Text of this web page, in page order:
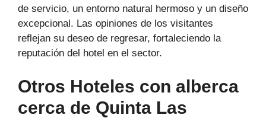
de servicio, un entorno natural hermoso y un diseño
excepcional. Las opiniones de los visitantes
reflejan su deseo de regresar, fortaleciendo la
reputación del hotel en el sector.
Otros Hoteles con alberca
cerca de Quinta Las